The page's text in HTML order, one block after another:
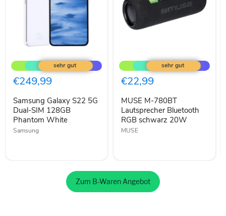
Galaxy
S22
5G
Dual-
128GB
Phantom
White
€249,99
Samsung Galaxy S22 5G
Dual-SIM 128GB
Phantom White
Samsung
M-
780BT
Lautsprecher
Bluetooth
schwarz
20W
€22,99
MUSE M-780BT
Lautsprecher Bluetooth
RGB schwarz 20W
MUSE
Zum B-Waren Angebot